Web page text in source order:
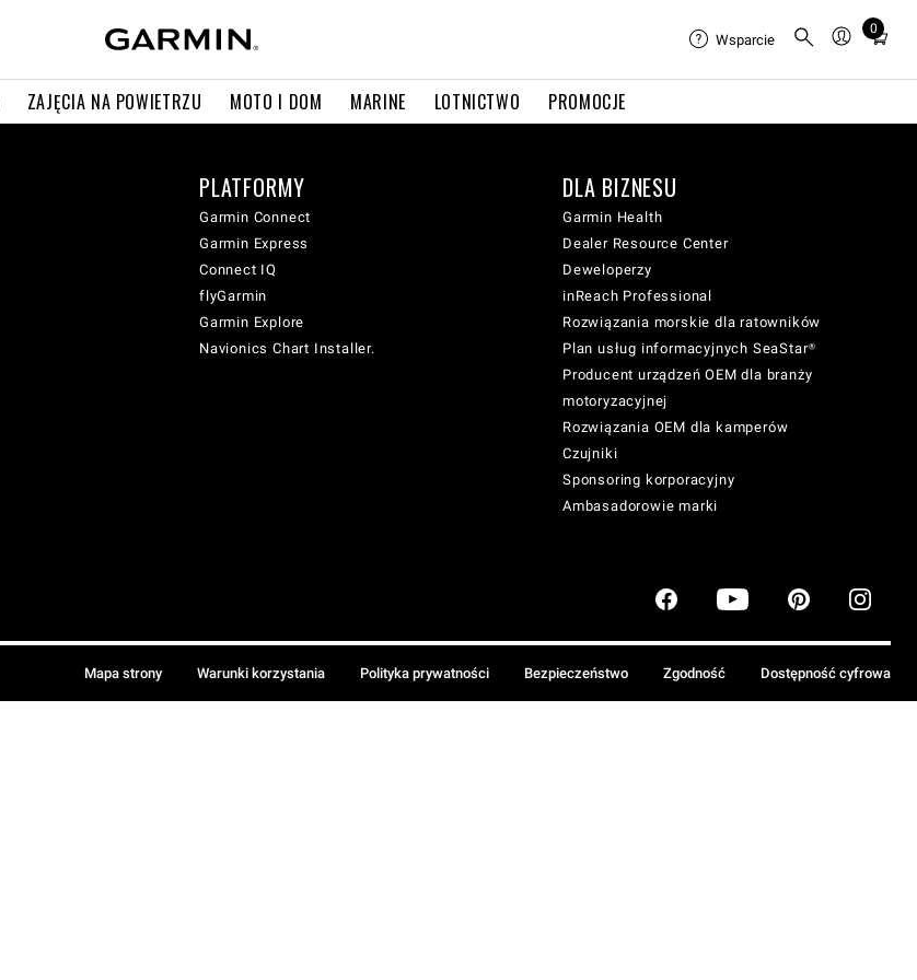
ZAJĘCIA NA POWIETRZU MOTO I DOM MARINE LOTNICTWO PROMOCJE
Wsparcie
0
Total
cart:
PLATFORMY
Garmin Connect
Garmin Express
Connect IQ
flyGarmin
Garmin Explore
Navionics Chart Installer.
DLA BIZNESU
Garmin Health
Dealer Resource Center
Deweloperzy
inReach Professional
Rozwiązania morskie dla ratowników
Plan usług informacyjnych SeaStar®
Producent urządzeń OEM dla branży
motoryzacyjnej
Rozwiązania OEM dla kamperów
Czujniki
Sponsoring korporacyjny
Ambasadorowie marki
Mapa strony Warunki korzystania Polityka prywatności Bezpieczeństwo Zgodność Dostępność cyfrowa